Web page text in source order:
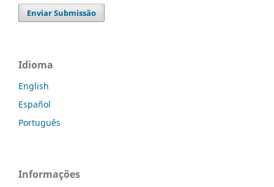
Enviar Submissão
Idioma
English
Español
Português
Informações